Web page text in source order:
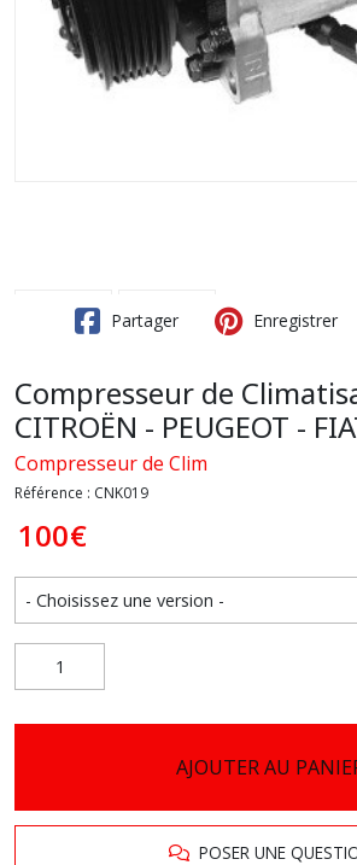
Partager Enregistrer
Compresseur de
CITROËN - PEUGEOT -
Compresseur de Clim
Référence : CNK019
100€
AJOUTER AU
POSER UNE